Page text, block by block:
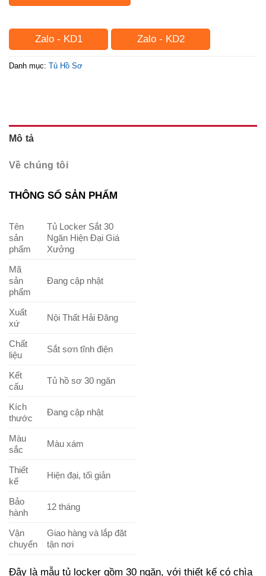
Zalo - KD1 Zalo - KD2
Danh mục: Tủ Hồ Sơ
Mô tả
Về chúng tôi
THÔNG SỐ SẢN PHẨM
Tên
sản
phẩm
Tủ Locker Sắt 30
Ngăn Hiện Đại Giá
Xưởng
Mã
sản
phẩm
Đang cập nhật
Xuất
xứ
Nội Thất Hải Đăng
Chất
liệu
Sắt sơn tĩnh điện
Kết
cấu
Tủ hồ sơ 30 ngăn
Kích
thước
Đang cập nhật
Màu
sắc
Màu xám
Thiết
kế
Hiện đại, tối giản
Bảo
hành
12 tháng
Vận
chuyển
Giao hàng và lắp đặt
tận nơi
Đây là mẫu tủ locker gồm 30 ngăn, với thiết kế có chìa